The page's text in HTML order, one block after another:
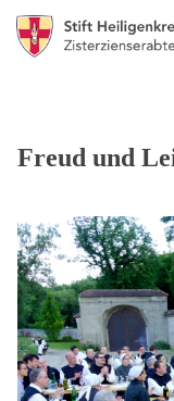
Freud und